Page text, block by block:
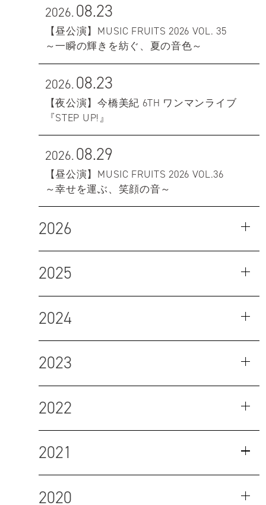
2026.08.23
【昼公演】MUSIC FRUITS 2026 VOL. 35
～一瞬の輝きを紡ぐ、夏の音色～
2026.08.23
【夜公演】今橋美紀 6TH ワンマンライブ
『STEP UP!』
2026.08.29
【昼公演】MUSIC FRUITS 2026 VOL.36
～幸せを運ぶ、笑顔の音～
2026
2025
2024
2023
2022
2021
2020